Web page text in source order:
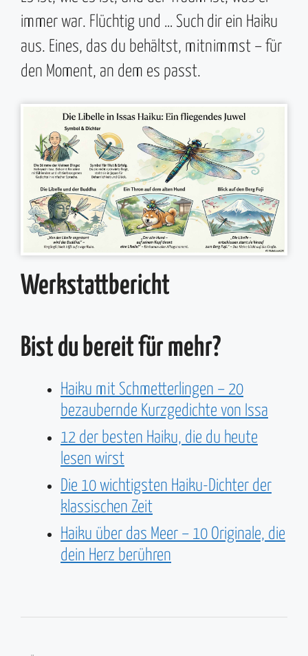
immer war. Flüchtig und … Such dir ein Haiku
aus. Eines, das du behältst, mitnimmst – für
den Moment, an dem es passt.
Werkstattbericht
Bist du bereit für mehr?
Haiku mit Schmetterlingen – 20
bezaubernde Kurzgedichte von Issa
12 der besten Haiku, die du heute
lesen wirst
Die 10 wichtigsten Haiku-Dichter der
klassischen Zeit
Haiku über das Meer – 10 Originale, die
dein Herz berühren